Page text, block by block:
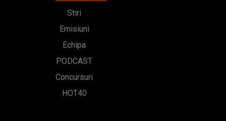
Stiri
Emisiuni
Echipa
PODCAST
Concursuri
HOT40